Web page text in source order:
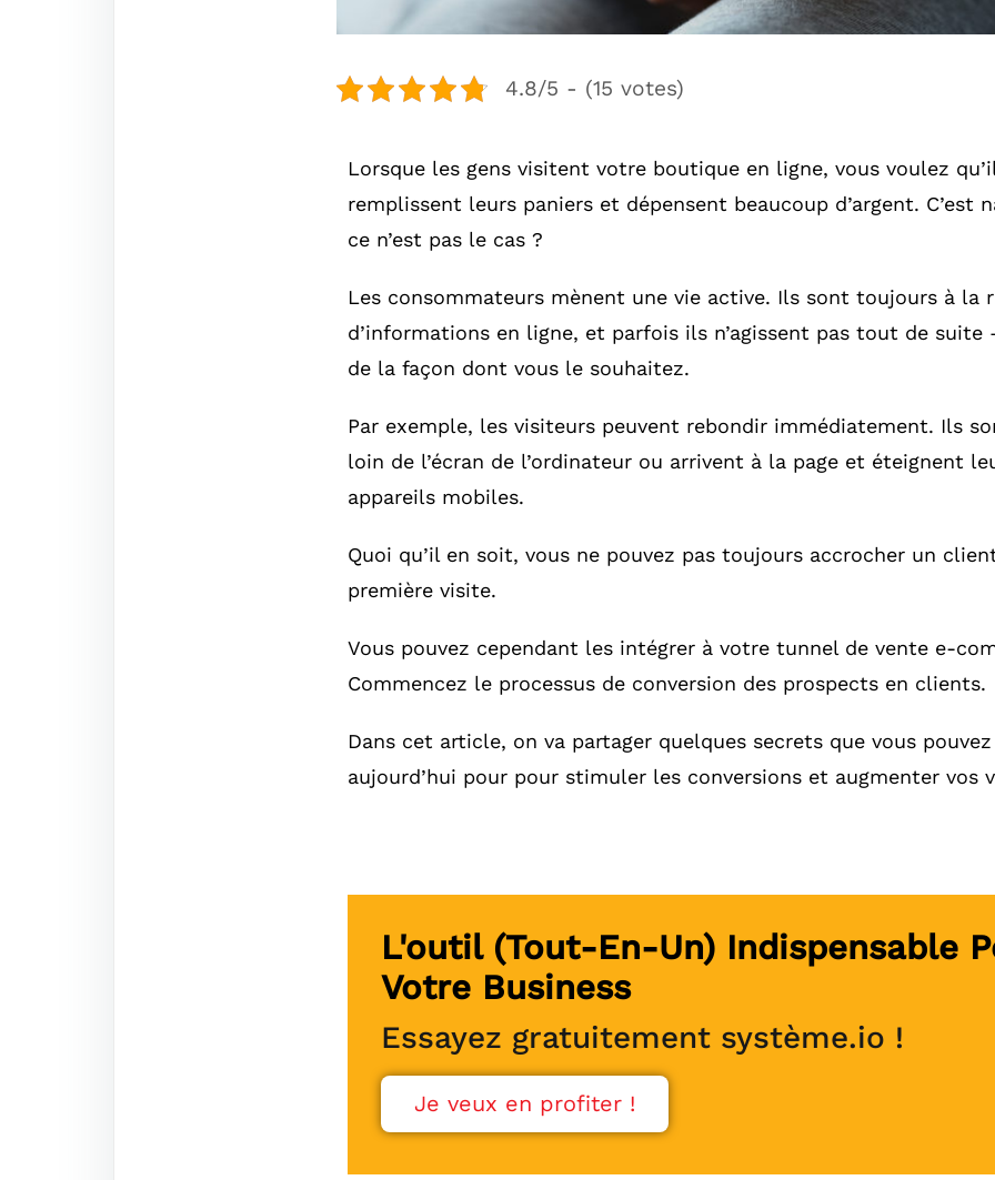
4.8/5 - (15 votes)
Lorsque les gens visitent votre boutique en ligne, vous voulez
remplissent leurs paniers et dépensent beaucoup d’argent. C’est
ce n’est pas le cas ?
Les consommateurs mènent une vie active. Ils sont toujours à la
d’informations en ligne, et parfois ils n’agissent pas tout de suite
de la façon dont vous le souhaitez.
Par exemple, les visiteurs peuvent rebondir immédiatement. Ils
loin de l’écran de l’ordinateur ou arrivent à la page et éteignent
appareils mobiles.
Quoi qu’il en soit, vous ne pouvez pas toujours accrocher un
première visite.
Vous pouvez cependant les intégrer à votre tunnel de vente e-
Commencez le processus de conversion des prospects en clients.
Dans cet article, on va partager quelques secrets que vous
aujourd’hui pour pour stimuler les conversions et augmenter vos
L'outil (tout-En-Un) Indispensable
Votre Business
Essayez gratuitement système.io !
Je veux en profiter !